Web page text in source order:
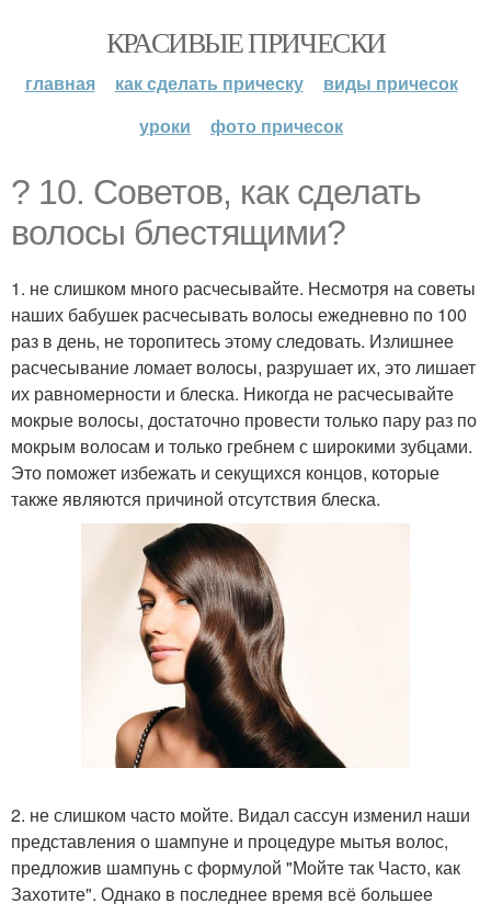
КРАСИВЫЕ ПРИЧЕСКИ
главная как сделать прическу
виды причесок
уроки
фото причесок
? 10. Советов, как сделать
волосы блестящими?
1. не слишком много расчесывайте. Несмотря на советы
наших бабушек расчесывать волосы ежедневно по 100
раз в день, не торопитесь этому следовать. Излишнее
расчесывание ломает волосы, разрушает их, это лишает
их равномерности и блеска. Никогда не расчесывайте
мокрые волосы, достаточно провести только пару раз по
мокрым волосам и только гребнем с широкими зубцами.
Это поможет избежать и секущихся концов, которые
также являются причиной отсутствия блеска.
2. не слишком часто мойте. Видал сассун изменил наши
представления о шампуне и процедуре мытья волос,
предложив шампунь с формулой "Мойте так Часто, как
Захотите". Однако в последнее время всё большее